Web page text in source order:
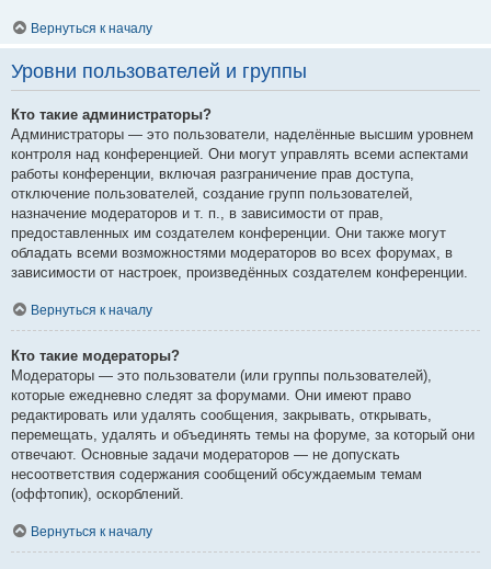
Вернуться к началу
Уровни пользователей и группы
Кто такие администраторы?
Администраторы — это пользователи, наделённые высшим уровнем
контроля над конференцией. Они могут управлять всеми аспектами
работы конференции, включая разграничение прав доступа,
отключение пользователей, создание групп пользователей,
назначение модераторов и т. п., в зависимости от прав,
предоставленных им создателем конференции. Они также могут
обладать всеми возможностями модераторов во всех форумах, в
зависимости от настроек, произведённых создателем конференции.
Вернуться к началу
Кто такие модераторы?
Модераторы — это пользователи (или группы пользователей),
которые ежедневно следят за форумами. Они имеют право
редактировать или удалять сообщения, закрывать, открывать,
перемещать, удалять и объединять темы на форуме, за который они
отвечают. Основные задачи модераторов — не допускать
несоответствия содержания сообщений обсуждаемым темам
(оффтопик), оскорблений.
Вернуться к началу